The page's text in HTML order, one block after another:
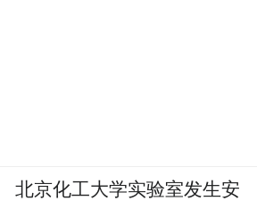
北京化工大学实验室发生安